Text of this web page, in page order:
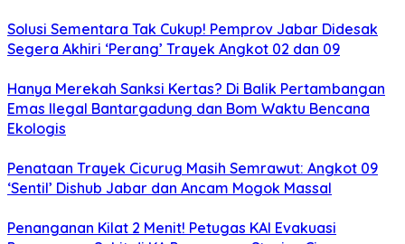
Solusi Sementara Tak Cukup! Pemprov Jabar Didesak
Segera Akhiri ‘Perang’ Trayek Angkot 02 dan 09
Hanya Merekah Sanksi Kertas? Di Balik Pertambangan
Emas Ilegal Bantargadung dan Bom Waktu Bencana
Ekologis
Penataan Trayek Cicurug Masih Semrawut: Angkot 09
‘Sentil’ Dishub Jabar dan Ancam Mogok Massal
Penanganan Kilat 2 Menit! Petugas KAI Evakuasi